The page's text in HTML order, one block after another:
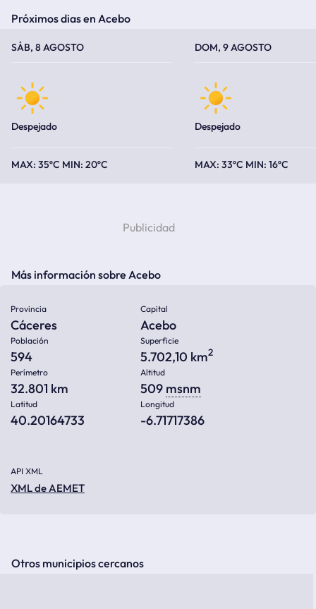
Próximos dias en Acebo
SÁB, 8 AGOSTO
Despejado
35ºC 20ºC
DOM, 9 AGOSTO
Despejado
33ºC 16ºC
Más información sobre Acebo
Provincia
Cáceres
Capital
Acebo
Población
594
Superficie
5.702,10 km2
Perímetro
32.801 km
Altitud
509 msnm
Latitud
40.20164733
Longitud
-6.71717386
API XML
XML de AEMET
Otros municipios cercanos